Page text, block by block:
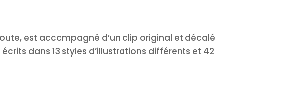
est accompagné d’un clip original et décalé
dans 13 styles d’illustrations différents et 42